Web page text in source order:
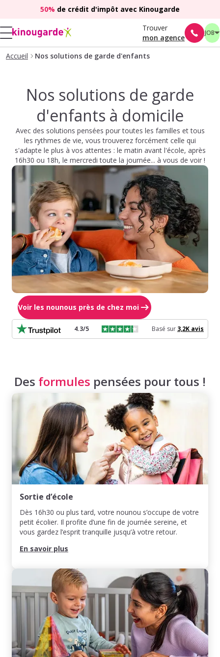
50% de crédit d'impôt avec Kinougarde
Trouver
mon agence
JOB
Accueil Nos solutions de garde d'enfants
Nos solutions de garde
d'enfants à domicile
Avec des solutions pensées pour toutes les familles et tous
les rythmes de vie, vous trouverez forcément celle qui
s'adapte le plus à vos attentes : le matin avant l'école, après
16h30 ou 18h, le mercredi toute la journée... à vous de voir !
Voir les nounous près de chez moi
4.3/5 Basé sur 3,2K avis
Des formules pensées pour tous !
Sortie d’école
Dès 16h30 ou plus tard, votre nounou s’occupe de votre
petit écolier. Il profite d’une fin de journée sereine, et
vous gardez l’esprit tranquille jusqu’à votre retour.
En savoir plus